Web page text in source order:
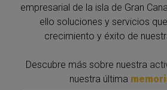
empresarial de la isla de Gran
ello soluciones y servicios
crecimiento y éxito de
Descubre más sobre nuestra
nuestra última